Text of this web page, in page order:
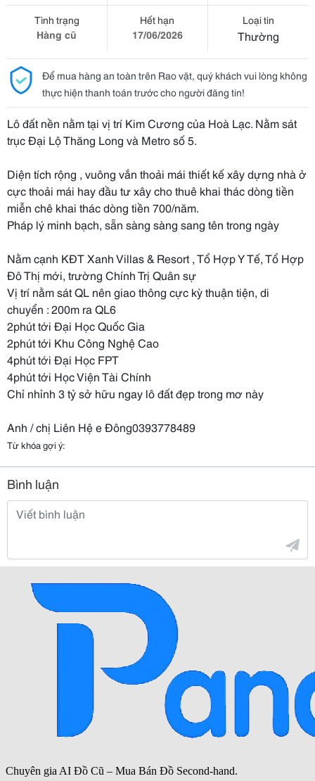
Tình trạng
Hàng cũ
Hết hạn
17/06/2026
Loại tin
Thường
Để mua hàng an toàn trên Rao vặt, quý khách vui lòng không
thực hiện thanh toán trước cho người đăng tin!
Lô đất nền nằm tại vị trí Kim Cương của Hoà Lạc. Nằm sát
trục Đại Lộ Thăng Long và Metro số 5.
Diện tích rộng , vuông vắn thoải mái thiết kế xây dựng nhà ở
cực thoải mái hay đầu tư xây cho thuê khai thác dòng tiền
miễn chê khai thác dòng tiền 700/năm.
Pháp lý minh bạch, sẵn sàng sàng sang tên trong ngày
Nằm cạnh KĐT Xanh Villas & Resort , Tổ Hợp Y Tế, Tổ Hợp
Đô Thị mới, trường Chính Trị Quân sự
Vị trí nằm sát QL nên giao thông cực kỳ thuận tiện, di
chuyển : 200m ra QL6
2phút tới Đại Học Quốc Gia
2phút tới Khu Công Nghệ Cao
4phút tới Đại Học FPT
4phút tới Học Viện Tài Chính
Chỉ nhỉnh 3 tỷ sở hữu ngay lô đất đẹp trong mơ này
Anh / chị Liên Hệ e Đông0393778489
Từ khóa gợi ý:
Bình luận